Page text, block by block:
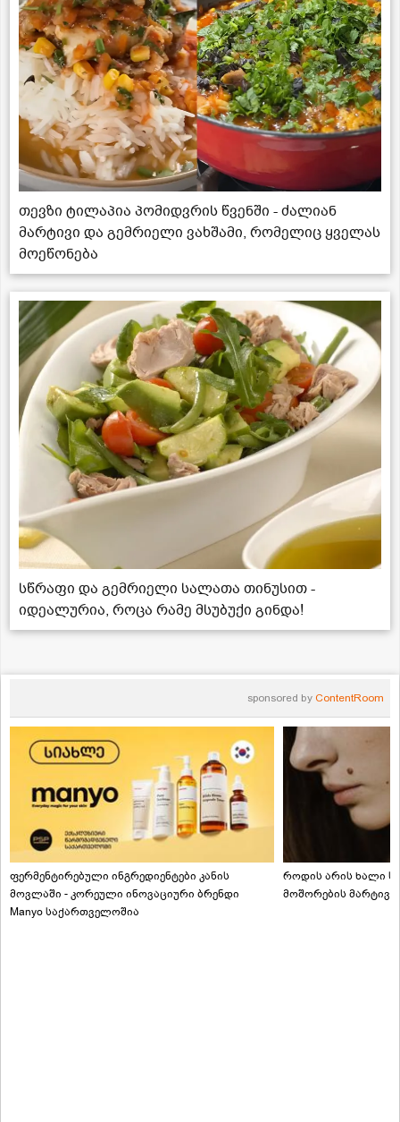
თევზი ტილაპია პომიდვრის წვენში - ძალიან
მარტივი და გემრიელი ვახშამი, რომელიც ყველას
მოეწონება
სწრაფი და გემრიელი სალათა თინუსით -
იდეალურია, როცა რამე მსუბუქი გინდა!
sponsored by ContentRoom
ფერმენტირებული ინგრედიენტები კანის
მოვლაში - კორეული ინოვაციური ბრენდი
Manyo საქართველოშია
როდის არის ხალი
მოშორების